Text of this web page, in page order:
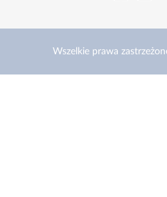
Wszelkie prawa